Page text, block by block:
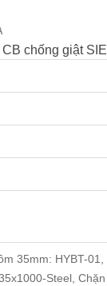
chống giật
35mm: HYBT-
Steel,